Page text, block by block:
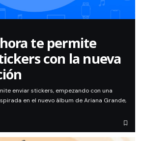
te permite
con la nueva
enviar stickers, empezando con una
en el nuevo álbum de Ariana Grande,